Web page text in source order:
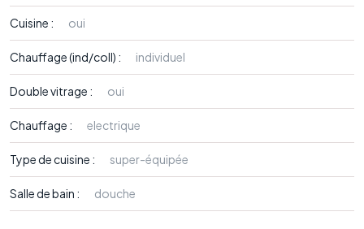
Cuisine : oui
Chauffage (ind/coll) : individuel
Double vitrage : oui
Chauffage : electrique
Type de cuisine : super-équipée
Salle de bain : douche